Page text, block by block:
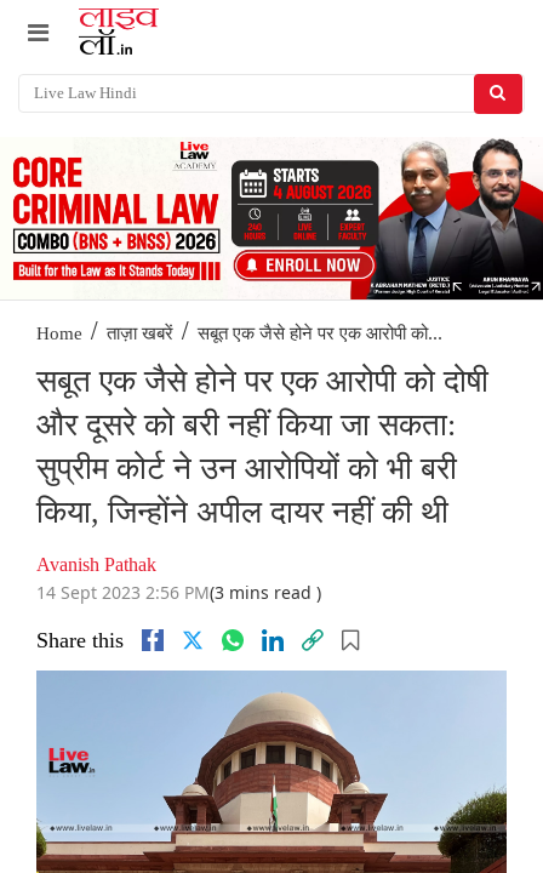
Home / ताज़ा खबरें / सबूत एक जैसे होने पर एक आरोपी को...
सबूत एक जैसे होने पर एक आरोपी को दोषी
और दूसरे को बरी नहीं किया जा सकता:
सुप्रीम कोर्ट ने उन आरोपियों को भी बरी
किया, जिन्होंने अपील दायर नहीं की थी
Avanish Pathak
14 Sept 2023 2:56 PM(3 mins read )
Share this